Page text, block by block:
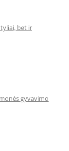
bet ir
gyvavimo